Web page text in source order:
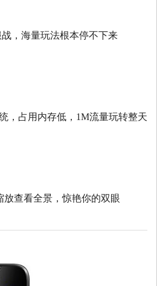
，海量玩法根本停不下来
，占用内存低， 1M流量玩转整天
放查看全景，惊艳你的双眼